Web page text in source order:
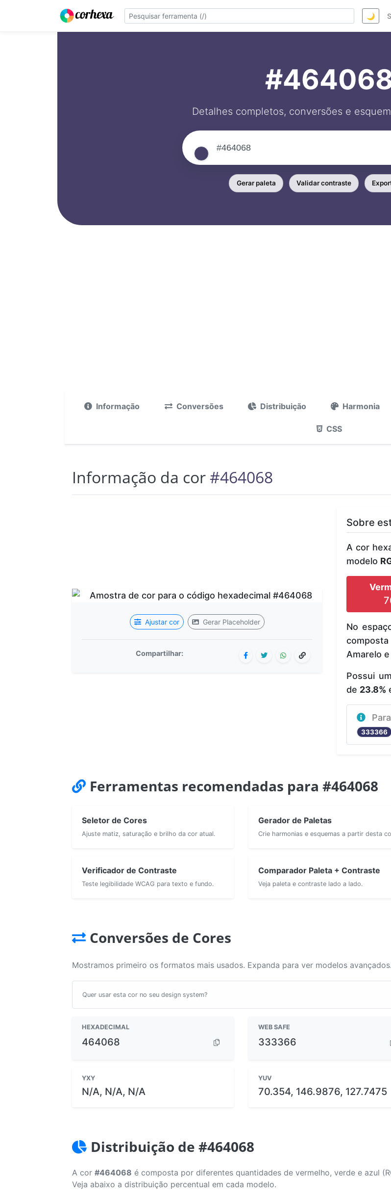
🌙
Detalhes completos, conversões e
Gerar paleta Validar contraste
Informação Conversões Distribuição Harmonia
CSS
Informação da cor#464068
Ajustar cor Gerar Placeholder
Compartilhar:
Sobre
A cor
modelo
No
Amarelo e
Possui
de 23.8%
333366
Ferramentas recomendadas para #464068
Seletor de Cores
Ajuste matiz, saturação e brilho da cor atual.
Gerador de Paletas
Crie harmonias e esquemas a partir desta
Verificador de Contraste
Teste legibilidade WCAG para texto e fundo.
Comparador Paleta + Contraste
Veja paleta e contraste lado a lado.
Conversões de Cores
Mostramos primeiro os formatos mais usados. Expanda para ver modelos avançados.
Quer usar esta cor no seu design system?
HEXADECIMAL
464068
WEB SAFE
333366
YXY
N/A, N/A, N/A
YUV
70.354, 146.9876, 127.7475
Distribuição de #464068
A cor #464068 é composta por diferentes quantidades de vermelho, verde e azul
Veja abaixo a distribuição percentual em cada modelo.